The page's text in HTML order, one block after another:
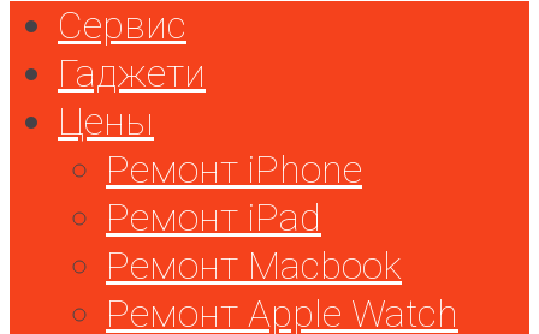
Сервис
Гаджети
Цены
Ремонт iPhone
Ремонт iPad
Ремонт Macbook
Ремонт Apple Watch